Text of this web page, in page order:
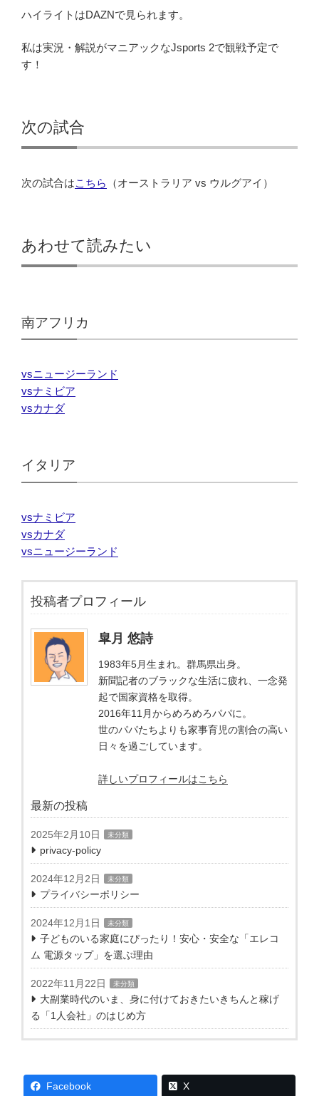
ハイライトはDAZNで見られます。
私は実況・解説がマニアックなJsports 2で観戦予定で
す！
次の試合
次の試合はこちら （オーストラリア vs ウルグアイ）
あわせて読みたい
南アフリカ
vsニュージーランド
vsナミビア
vsカナダ
イタリア
vsナミビア
vsカナダ
vsニュージーランド
投稿者プロフィール
皐月 悠詩
1983年5月生まれ。群馬県出身。
新聞記者のブラックな生活に疲れ、一念発
起で国家資格を取得。
2016年11月からめろめろパパに。
世のパパたちよりも家事育児の割合の高い
日々を過ごしています。
詳しいプロフィールはこちら
最新の投稿
2025年2月10日 未分類
privacy-policy
2024年12月2日 未分類
プライバシーポリシー
2024年12月1日 未分類
子どものいる家庭にぴったり！安心・安全な「エレコ
ム 電源タップ」を選ぶ理由
2022年11月22日 未分類
大副業時代のいま、身に付けておきたいきちんと稼げ
る「1人会社」のはじめ方
Facebook X